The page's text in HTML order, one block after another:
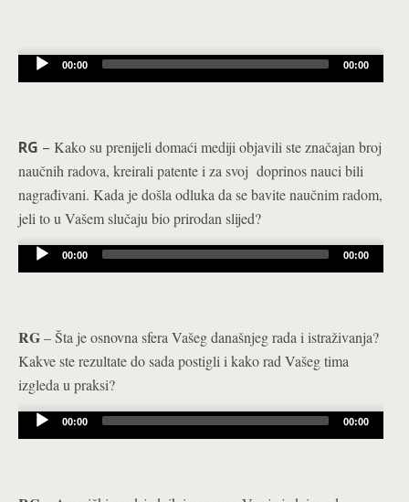
Audio
Player
00:00 00:00
RG – Kako su prenijeli domaći mediji objavili ste značajan broj
naučnih radova, kreirali patente i za svoj doprinos nauci bili
nagrađivani. Kada je došla odluka da se bavite naučnim radom,
jeli to u Vašem slučaju bio prirodan slijed?
Audio
Player
00:00 00:00
RG– Šta je osnovna sfera Vašeg današnjeg rada i istraživanja?
Kakve ste rezultate do sada postigli i kako rad Vašeg tima
izgleda u praksi?
Audio
Player
00:00 00:00